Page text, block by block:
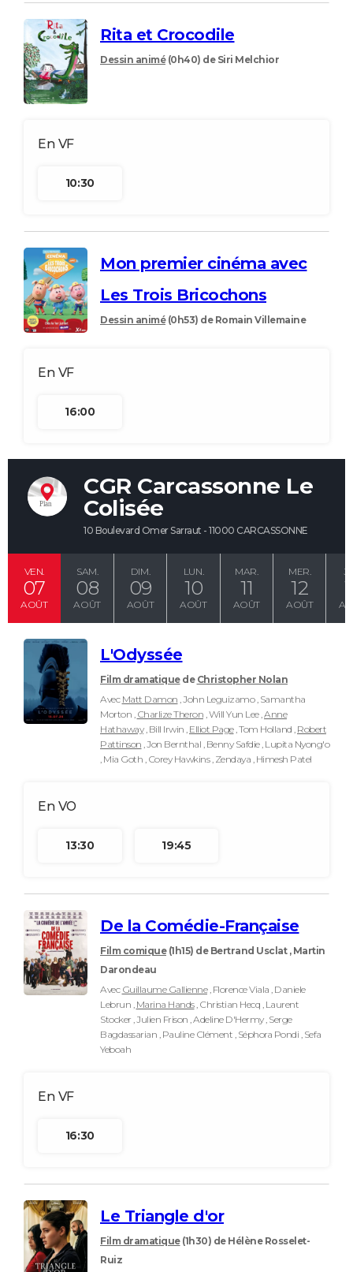
Rita et Crocodile
Dessin animé (0h40) de Siri Melchior
10:30
Mon premier cinéma avec
Les Trois Bricochons
Dessin animé (0h53) de Romain Villemaine
16:00
CGR Carcassonne Le
Colisée
10 Boulevard Omer Sarraut - 11000 CARCASSONNE
VEN.
07
AOÛT
SAM.
08
AOÛT
DIM.
09
AOÛT
LUN.
10
AOÛT
MAR.
11
AOÛT
MER.
12
AOÛT
L'Odyssée
Film dramatique de Christopher Nolan
Avec Matt Damon , John Leguizamo , Samantha
Morton , Charlize Theron , Will Yun Lee ,Anne
Hathaway, Bill Irwin , Elliot Page, Tom Holland , Robert
Pattinson , Jon Bernthal , Benny Safdie , Lupita Nyong'o
, Mia Goth , Corey Hawkins , Zendaya , Himesh Patel
13:30 19:45
De la Comédie-Française
Film comique (1h15) de Bertrand Usclat , Martin
Darondeau
Avec Guillaume Gallienne, Florence Viala , Daniele
Lebrun , Marina Hands, Christian Hecq , Laurent
Stocker , Julien Frison , Adeline D'Hermy , Serge
Bagdassarian , Pauline Clément , Séphora Pondi , Sefa
Yeboah
16:30
Le Triangle d'or
Film dramatique (1h30) de Hélène Rosselet-
Ruiz